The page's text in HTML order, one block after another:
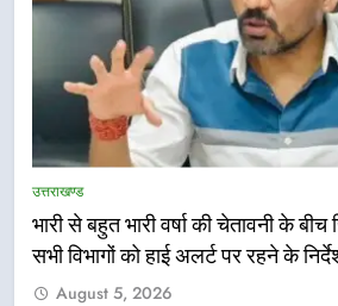
उत्तराखण्ड
भारी से बहुत भारी वर्षा की चेतावनी के
सभी विभागों को हाई अलर्ट पर रहने के
August 5, 2026
5
भारी बारिश का
देहरादून में स्कूल
उत्तराखण्ड
6
मुख्यमंत्री धामी